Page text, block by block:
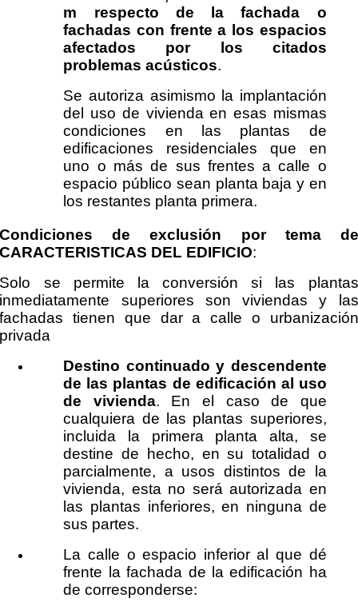
m respecto de la fachada o
fachadas con frente a los espacios
afectados por los citados
problemas acústicos.
Se autoriza asimismo la implantación
del uso de vivienda en esas mismas
condiciones en las plantas de
edificaciones residenciales que en
uno o más de sus frentes a calle o
espacio público sean planta baja y en
los restantes planta primera.
Condiciones de exclusión por tema de
CARACTERISTICAS DEL EDIFICIO:
Solo se permite la conversión si las plantas
inmediatamente superiores son viviendas y las
fachadas tienen que dar a calle o urbanización
privada
Destino continuado y descendente
de las plantas de edificación al uso
de vivienda. En el caso de que
cualquiera de las plantas superiores,
incluida la primera planta alta, se
destine de hecho, en su totalidad o
parcialmente, a usos distintos de la
vivienda, esta no será autorizada en
las plantas inferiores, en ninguna de
sus partes.
La calle o espacio inferior al que dé
frente la fachada de la edificación ha
de corresponderse: